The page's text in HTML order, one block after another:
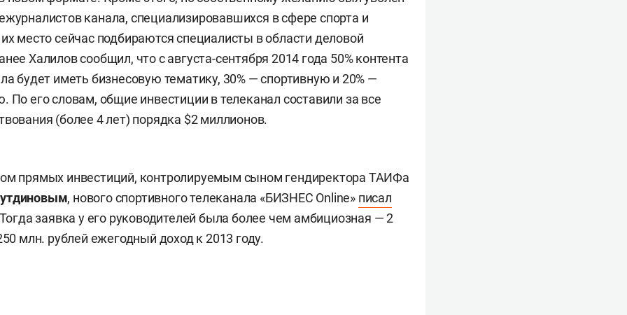
канала, специализировавшихся в сфере спорта и
место сейчас подбираются специалисты в области деловой
Халилов сообщил, что с августа-сентября 2014 года 50% контента
будет иметь бизнесовую тематику, 30% — спортивную и 20% —
По его словам, общие инвестиции в телеканал составили за все
(более 4 лет) порядка $2 миллионов.
прямых инвестиций, контролируемым сыном гендиректора ТАИФа
, нового спортивного телеканала «БИЗНЕС Online» писал
заявка у его руководителей была более чем амбициозная — 2
млн. рублей ежегодный доход к 2013 году.